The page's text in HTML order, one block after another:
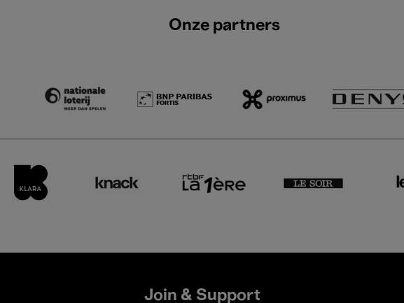
Onze partners
Join & Support